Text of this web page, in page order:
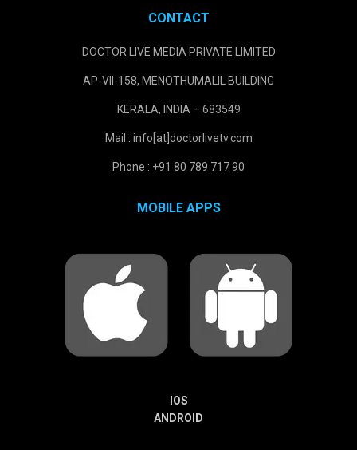
CONTACT
DOCTOR LIVE MEDIA PRIVATE LIMITED
AP-VII-158, MENOTHUMALIL BUILDING
KERALA, INDIA – 683549
Mail : info[at]doctorlivetv.com
Phone : +91 80 789 717 90
MOBILE APPS
IOS
ANDROID